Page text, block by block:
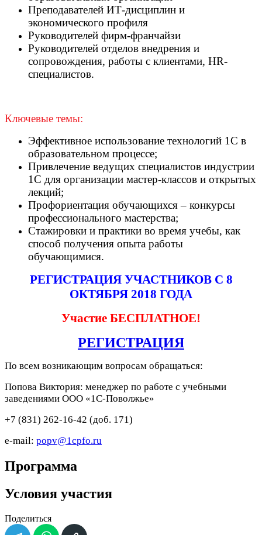
Преподавателей ИТ-дисциплин и
экономического профиля
Руководителей фирм-франчайзи
Руководителей отделов внедрения и
сопровождения, работы с клиентами, HR-
специалистов.
Ключевые темы:
Эффективное использование технологий 1С в
образовательном процессе;
Привлечение ведущих специалистов индустрии
1С для организации мастер-классов и открытых
лекций;
Профориентация обучающихся – конкурсы
профессионального мастерства;
Стажировки и практики во время учебы, как
способ получения опыта работы
обучающимися.
РЕГИСТРАЦИЯ УЧАСТНИКОВ С 8
ОКТЯБРЯ 2018 ГОДА
Участие БЕСПЛАТНОЕ!
РЕГИСТРАЦИЯ
По всем возникающим вопросам обращаться:
Попова Виктория: менеджер по работе с учебными
заведениями ООО «1С-Поволжье»
+7 (831) 262-16-42 (доб. 171)
e-mail: popv@1cpfo.ru
Программа
Условия участия
Поделиться